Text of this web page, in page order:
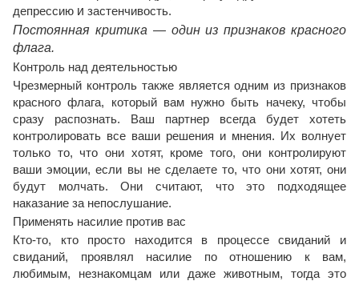
депрессию и застенчивость.
Постоянная критика — один из признаков красного
флага.
Контроль над деятельностью
Чрезмерный контроль также является одним из признаков
красного флага, который вам нужно быть начеку, чтобы
сразу распознать. Ваш партнер всегда будет хотеть
контролировать все ваши решения и мнения. Их волнует
только то, что они хотят, кроме того, они контролируют
ваши эмоции, если вы не сделаете то, что они хотят, они
будут молчать. Они считают, что это подходящее
наказание за непослушание.
Применять насилие против вас
Кто-то, кто просто находится в процессе свиданий и
свиданий, проявлял насилие по отношению к вам,
любимым, незнакомцам или даже животным, тогда это